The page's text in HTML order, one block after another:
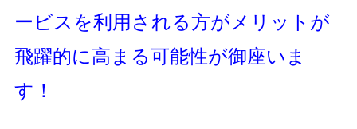
ービスを利用される方がメリットが
飛躍的に高まる可能性が御座いま
す！